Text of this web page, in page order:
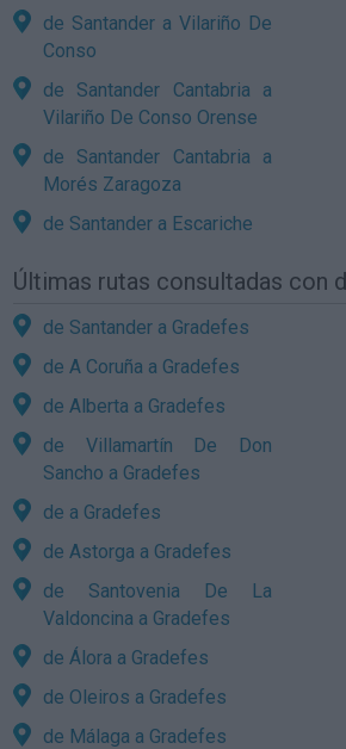
de Santander a Vilariño De
Conso
de Santander Cantabria a
Vilariño De Conso Orense
de Santander Cantabria a
Morés Zaragoza
de Santander a Escariche
Últimas rutas consultadas con
de Santander a Gradefes
de A Coruña a Gradefes
de Alberta a Gradefes
de Villamartín De Don
Sancho a Gradefes
de a Gradefes
de Astorga a Gradefes
de Santovenia De La
Valdoncina a Gradefes
de Álora a Gradefes
de Oleiros a Gradefes
de Málaga a Gradefes